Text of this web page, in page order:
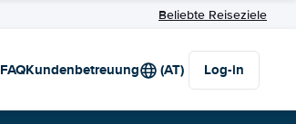
Beliebte Reiseziele
FAQKundenbetreuung (AT) Log-in